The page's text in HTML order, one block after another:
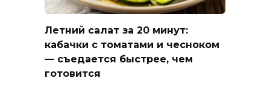
Летний салат за 20 минут:
кабачки с томатами и чесноком
— съедается быстрее, чем
готовится